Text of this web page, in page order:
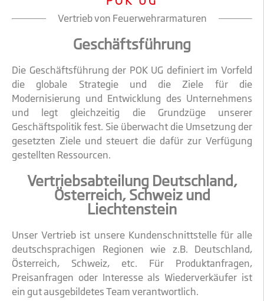
Vertrieb von Feuerwehrarmaturen
Geschäftsführung
Die Geschäftsführung der POK UG definiert im Vorfeld
die globale Strategie und die Ziele für die
Modernisierung und Entwicklung des Unternehmens
und legt gleichzeitig die Grundzüge unserer
Geschäftspolitik fest. Sie überwacht die Umsetzung der
gesetzten Ziele und steuert die dafür zur Verfügung
gestellten Ressourcen.
Vertriebsabteilung Deutschland,
Österreich, Schweiz und
Liechtenstein
Unser Vertrieb ist unsere Kundenschnittstelle für alle
deutschsprachigen Regionen wie z.B. Deutschland,
Österreich, Schweiz, etc. Für Produktanfragen,
Preisanfragen oder Interesse als Wiederverkäufer ist
ein gut ausgebildetes Team verantwortlich.